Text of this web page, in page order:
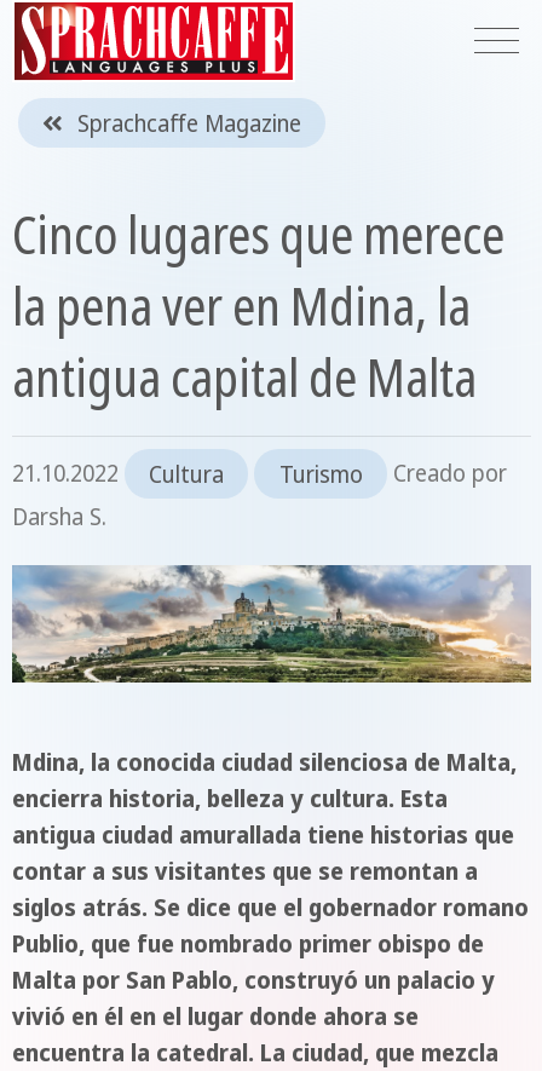
Sprachcaffe Magazine
Cinco lugares que merece
la pena ver en Mdina, la
antigua capital de Malta
21.10.2022 Cultura Turismo
Creado por
Darsha S.
Mdina, la conocida ciudad silenciosa de Malta,
encierra historia, belleza y cultura. Esta
antigua ciudad amurallada tiene historias que
contar a sus visitantes que se remontan a
siglos atrás. Se dice que el gobernador romano
Publio, que fue nombrado primer obispo de
Malta por San Pablo, construyó un palacio y
vivió en él en el lugar donde ahora se
encuentra la catedral. La ciudad, que mezcla